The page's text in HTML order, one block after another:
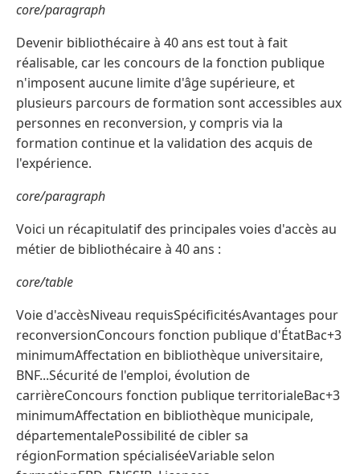
core/paragraph
Devenir bibliothécaire à 40 ans est tout à fait
réalisable, car les concours de la fonction publique
n'imposent aucune limite d'âge supérieure, et
plusieurs parcours de formation sont accessibles aux
personnes en reconversion, y compris via la
formation continue et la validation des acquis de
l'expérience.
core/paragraph
Voici un récapitulatif des principales voies d'accès au
métier de bibliothécaire à 40 ans :
core/table
Voie d'accèsNiveau requisSpécificitésAvantages pour
reconversionConcours fonction publique d'ÉtatBac+3
minimumAffectation en bibliothèque universitaire,
BNF...Sécurité de l'emploi, évolution de
carrièreConcours fonction publique territorialeBac+3
minimumAffectation en bibliothèque municipale,
départementalePossibilité de cibler sa
régionFormation spécialiséeVariable selon